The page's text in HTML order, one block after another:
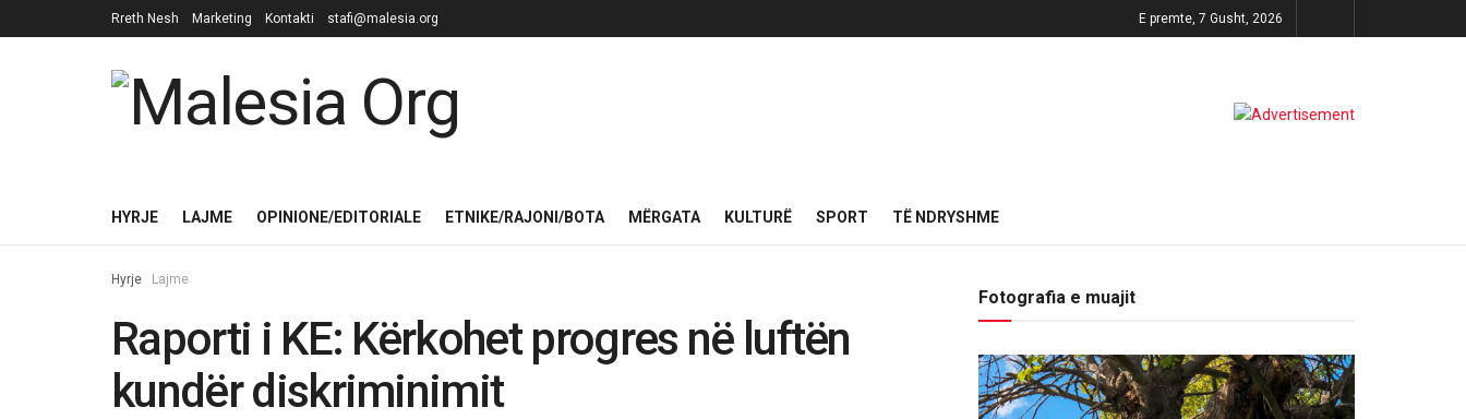
Rreth Nesh Marketing Kontakti stafi@malesia.org E premte, 7 Gusht, 2026
HYRJE LAJME OPINIONE/EDITORIALE ETNIKE/RAJONI/BOTA MËRGATA KULTURË SPORT TË NDRYSHME
Hyrje Lajme
Raporti i KE: Kërkohet progres në luftën
kundër diskriminimit
Fotografia e muajit